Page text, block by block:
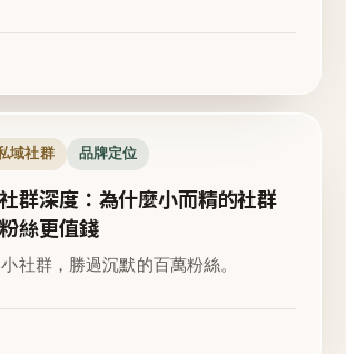
域社群 品牌定位
群深度：為什麼小而精的社群
絲更值錢
社群，勝過沉默的百萬粉絲。